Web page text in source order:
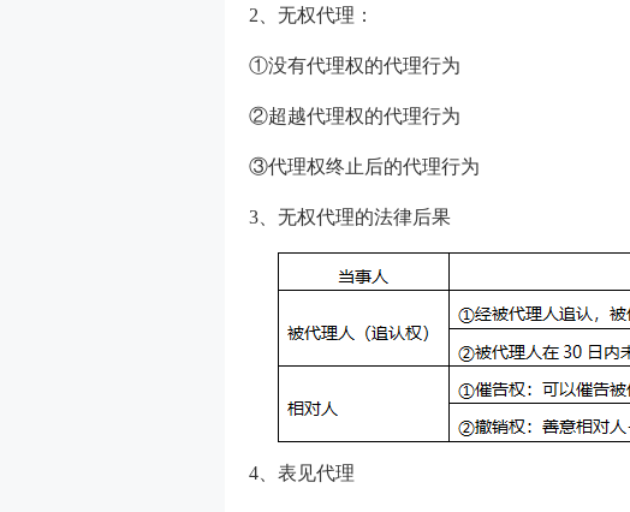
2、无权代理：
①没有代理权的代理行为
②超越代理权的代理行为
③代理权终止后的代理行为
3、无权代理的法律后果
4、表见代理